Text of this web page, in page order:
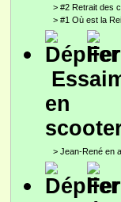
> #2 Retrait des
> #1 Où est la
en
> Jean-René en